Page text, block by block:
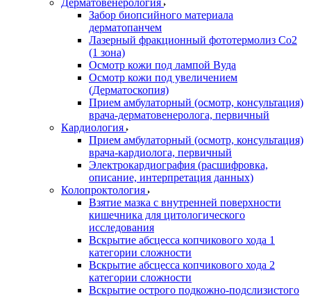
Дерматовенерология
Забор биопсийного материала
дерматопанчем
Лазерный фракционный фототермолиз Со2
(1 зона)
Осмотр кожи под лампой Вуда
Осмотр кожи под увеличением
(Дерматоскопия)
Прием амбулаторный (осмотр, консультация)
врача-дерматовенеролога, первичный
Кардиология
Прием амбулаторный (осмотр, консультация)
врача-кардиолога, первичный
Электрокардиография (расшифровка,
описание, интерпретация данных)
Колопроктология
Взятие мазка с внутренней поверхности
кишечника для цитологического
исследования
Вскрытие абсцесса копчикового хода 1
категории сложности
Вскрытие абсцесса копчикового хода 2
категории сложности
Вскрытие острого подкожно-подслизистого